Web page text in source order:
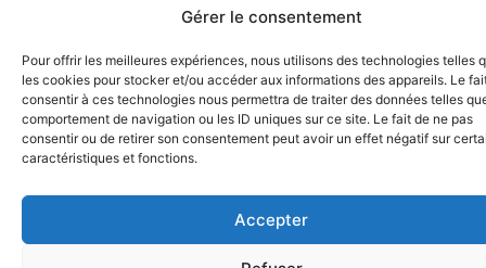
Gérer le consentement
Pour offrir les meilleures expériences, nous utilisons des technologies telles
les cookies pour stocker et/ou accéder aux informations des appareils. Le
consentir à ces technologies nous permettra de traiter des données telles
comportement de navigation ou les ID uniques sur ce site. Le fait de ne pas
consentir ou de retirer son consentement peut avoir un effet négatif sur
caractéristiques et fonctions.
Accepter